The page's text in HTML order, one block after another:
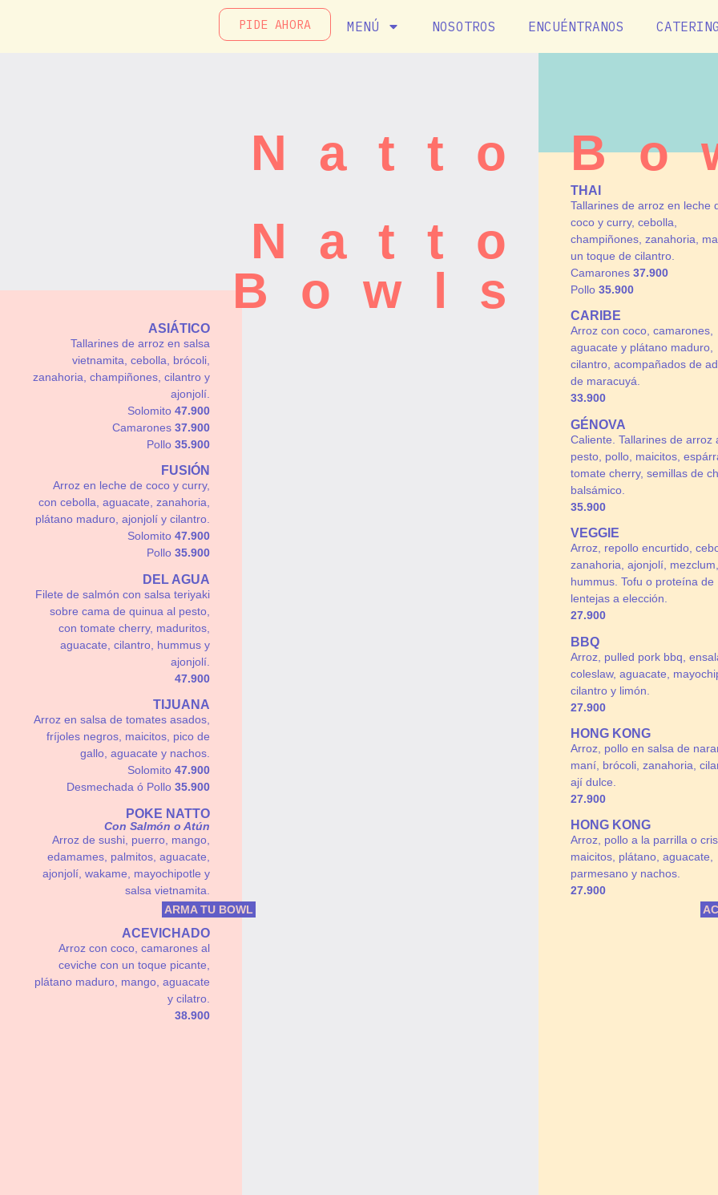
PIDE AHORA MENÚ NOSOTROS ENCUÉNTRANOS CATERING
Natto
Natto
Bowls
ASIÁTICO
Tallarines de arroz en salsa
vietnamita, cebolla, brócoli,
zanahoria, champiñones, cilantro y
ajonjolí.
Solomito47.900
Camarones37.900
Pollo35.900
FUSIÓN
Arroz en leche de coco y curry,
con cebolla, aguacate, zanahoria,
plátano maduro, ajonjolí y cilantro.
Solomito47.900
Pollo35.900
DEL AGUA
Filete de salmón con salsa teriyaki
sobre cama de quinua al pesto,
con tomate cherry, maduritos,
aguacate, cilantro, hummus y
ajonjolí.
47.900
TIJUANA
Arroz en salsa de tomates asados,
fríjoles negros, maicitos, pico de
gallo, aguacate y nachos.
Solomito47.900
Desmechada ó Pollo35.900
POKE NATTO
Con Salmón o Atún
Arroz de sushi, puerro, mango,
edamames, palmitos, aguacate,
ajonjolí, wakame, mayochipotle y
salsa vietnamita.
47.900
ACEVICHADO
Arroz con coco, camarones al
ceviche con un toque picante,
plátano maduro, mango, aguacate
y cilatro.
38.900
ARMA TU BOWL
THAI
Tallarines de arroz en leche
coco y curry, cebolla,
champiñones, zanahoria,
un toque de cilantro.
Camarones 37.900
Pollo 35.900
CARIBE
Arroz con coco, camarones,
aguacate y plátano maduro,
cilantro, acompañados de
de maracuyá.
33.900
GÉNOVA
Caliente. Tallarines de arroz
pesto, pollo, maicitos,
tomate cherry, semillas de
balsámico.
35.900
VEGGIE
Arroz, repollo encurtido,
zanahoria, ajonjolí, mezclum,
hummus. Tofu o proteína de
lentejas a elección.
27.900
BBQ
Arroz, pulled pork bbq,
coleslaw, aguacate,
cilantro y limón.
27.900
HONG KONG
Arroz, pollo en salsa de
maní, brócoli, zanahoria,
ají dulce.
27.900
HONG KONG
Arroz, pollo a la parrilla o
maicitos, plátano, aguacate,
parmesano y nachos.
27.900